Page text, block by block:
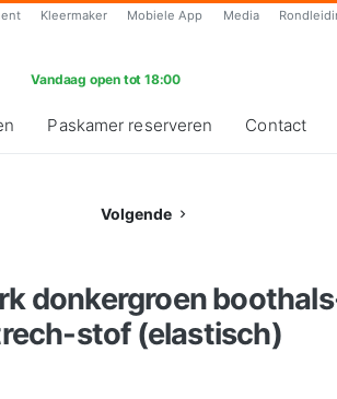
Kleermaker Mobiele App Media
Vandaag open tot 18:00
Paskamer reserveren Contact
Volgende
donkergroen
stof (elastisch)